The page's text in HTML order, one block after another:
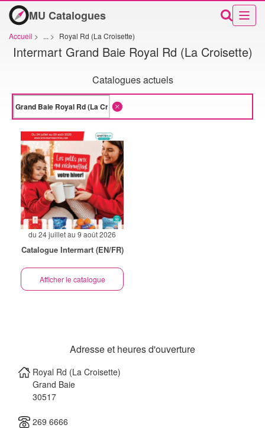
MU Catalogues
Accueil > ... > Royal Rd (La Croisette)
Intermart Grand Baie Royal Rd (La Croisette)
Catalogues actuels
du 24 juillet au 9 août 2026
Catalogue Intermart (EN/FR)
Afficher le catalogue
Adresse et heures d'ouverture
Royal Rd (La Croisette)
Grand Baie
30517
269 6666